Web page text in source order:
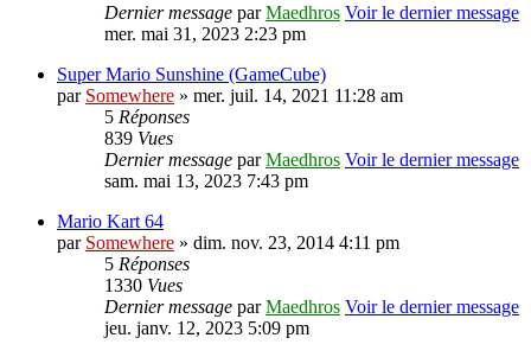
Dernier message parMaedhros Voir le dernier message
mer. mai 31, 2023 2:23 pm
Super Mario Sunshine (GameCube)
par Somewhere » mer. juil. 14, 2021 11:28 am
5 Réponses
839 Vues
Dernier message parMaedhros Voir le dernier message
sam. mai 13, 2023 7:43 pm
Mario Kart 64
par Somewhere » dim. nov. 23, 2014 4:11 pm
5 Réponses
1330 Vues
Dernier message parMaedhros Voir le dernier message
jeu. janv. 12, 2023 5:09 pm